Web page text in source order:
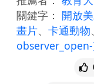
關鍵字： 開放
畫片、 卡通動物、